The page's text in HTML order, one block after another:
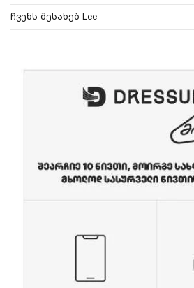
ჩვენს შესახებ Lee